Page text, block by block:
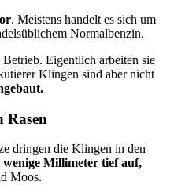
. Meistens handelt es sich um
Normalbenzin.
Eigentlich arbeiten sie
Klingen sind aber nicht
Rasen
dringen die Klingen in den
wenige Millimeter tief auf,
Moos.